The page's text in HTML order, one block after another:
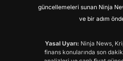
güncellemeleri sunan Ninja
ve bir adım
Yasal Uyarı: Ninja News,
finans konularında son